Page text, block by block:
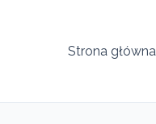
Strona główna